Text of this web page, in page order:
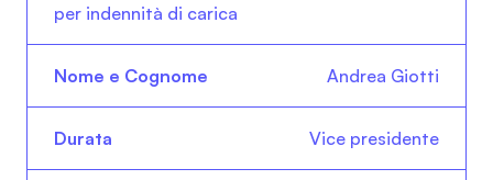
per indennità di carica
Andrea Giotti
Vice presidente